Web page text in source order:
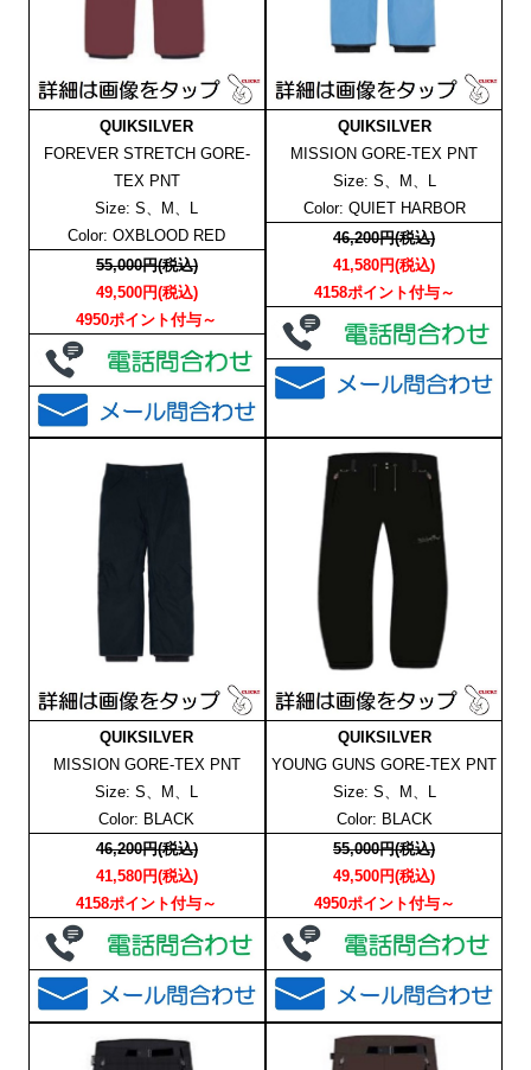
QUIKSILVER
FOREVER STRETCH GORE-
TEX PNT
Size: S、M、L
Color: OXBLOOD RED
55,000円(税込)
49,500円(税込)
4950ポイント付与～
QUIKSILVER
MISSION GORE-TEX PNT
Size: S、M、L
Color: QUIET HARBOR
46,200円(税込)
41,580円(税込)
4158ポイント付与～
QUIKSILVER
MISSION GORE-TEX PNT
Size: S、M、L
Color: BLACK
46,200円(税込)
41,580円(税込)
4158ポイント付与～
QUIKSILVER
YOUNG GUNS GORE-TEX PNT
Size: S、M、L
Color: BLACK
55,000円(税込)
49,500円(税込)
4950ポイント付与～